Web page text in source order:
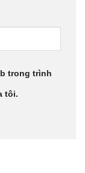
trong trình
tôi.